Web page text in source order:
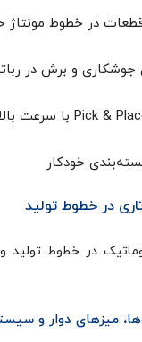
در خطوط مونتاژ
جوشکاری و برش در
خودکار
در خطوط تولید
در خطوط تولید
میزهای دوار و